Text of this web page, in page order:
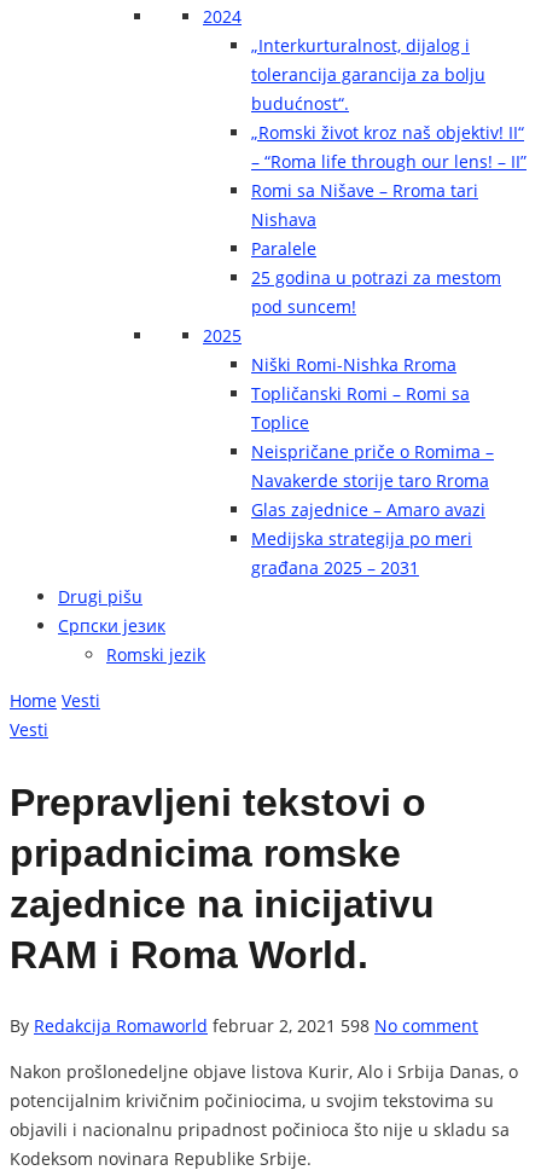
2024
„Interkurturalnost, dijalog i
tolerancija garancija za bolju
budućnost“.
„Romski život kroz naš objektiv! II“
– “Roma life through our lens! – II”
Romi sa Nišave – Rroma tari
Nishava
Paralele
25 godina u potrazi za mestom
pod suncem!
2025
Niški Romi-Nishka Rroma
Topličanski Romi – Romi sa
Toplice
Neispričane priče o Romima –
Navakerde storije taro Rroma
Glas zajednice – Amaro avazi
Medijska strategija po meri
građana 2025 – 2031
Drugi pišu
Српски језик
Romski jezik
Home Vesti
Vesti
Prepravljeni tekstovi o
pripadnicima romske
zajednice na inicijativu
RAM i Roma World.
By Redakcija Romaworld februar 2, 2021 598 No comment
Nakon prošlonedeljne objave listova Kurir, Alo i Srbija Danas, o
potencijalnim krivičnim počiniocima, u svojim tekstovima su
objavili i nacionalnu pripadnost počinioca što nije u skladu sa
Kodeksom novinara Republike Srbije.